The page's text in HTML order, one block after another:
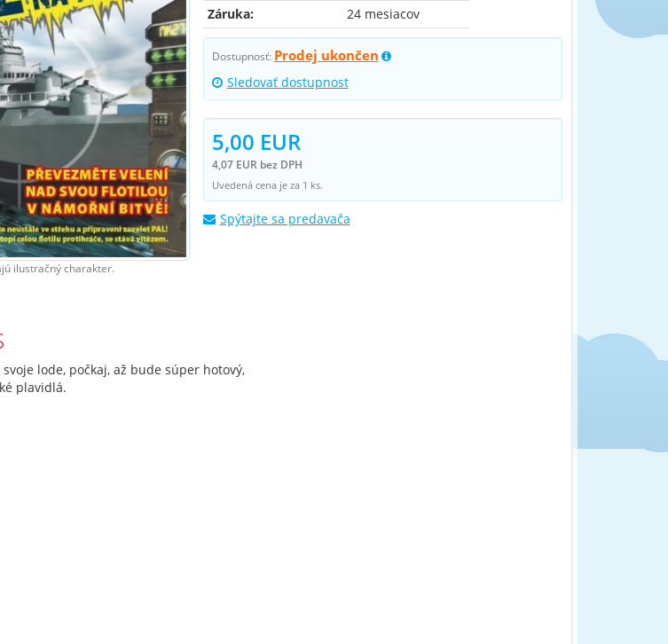
ilustračný charakter.
Záruka:
24 mesiacov
Dostupnosť: Prodej ukončen
Sledovať dostupnost
5,00 EUR
4,07 EUR bez DPH
Uvedená cena je za 1 ks.
Spýtajte sa predavača
lode, počkaj, až bude súper hotový,
plavidlá.